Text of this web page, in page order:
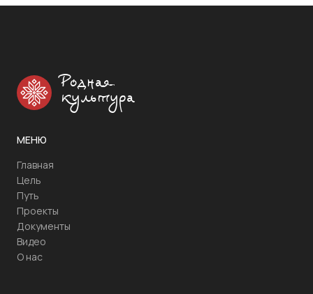
Родная
культура
МЕНЮ
Главная
Цель
Путь
Проекты
Документы
Видео
О нас